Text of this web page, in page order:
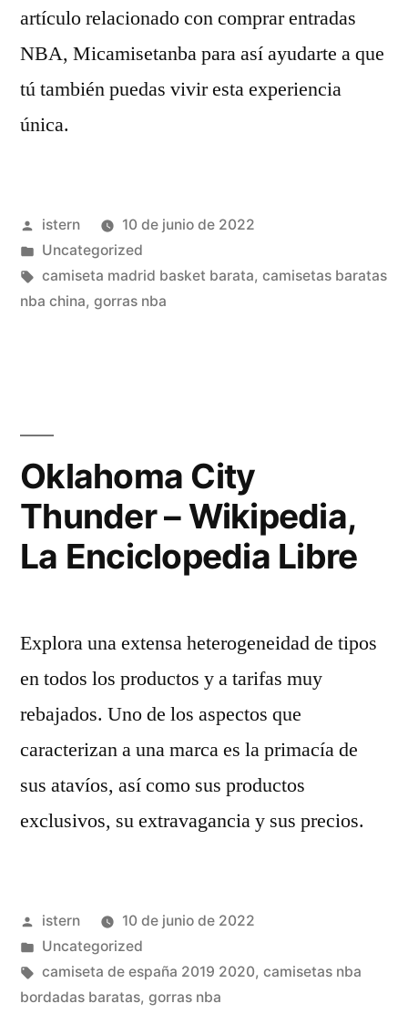
artículo relacionado con comprar entradas
NBA, Micamisetanba para así ayudarte a que
tú también puedas vivir esta experiencia
única.
Publicado
por
istern
10 de junio de 2022
Publicado
en
Uncategorized
Etiquetas:
camiseta madrid basket barata, camisetas baratas
nba china, gorras nba
Oklahoma City
Thunder – Wikipedia,
La Enciclopedia Libre
Explora una extensa heterogeneidad de tipos
en todos los productos y a tarifas muy
rebajados. Uno de los aspectos que
caracterizan a una marca es la primacía de
sus atavíos, así como sus productos
exclusivos, su extravagancia y sus precios.
Publicado
por
istern
10 de junio de 2022
Publicado
en
Uncategorized
Etiquetas:
camiseta de españa 2019 2020, camisetas nba
bordadas baratas, gorras nba